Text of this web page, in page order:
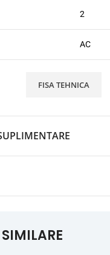
2
AC
FISA TEHNICA